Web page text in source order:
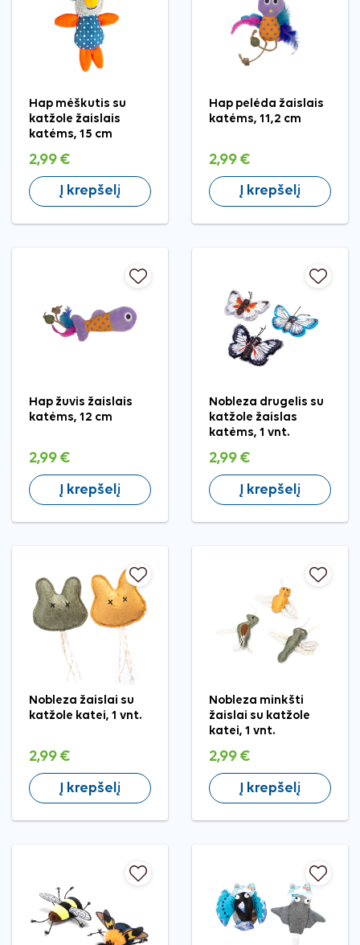
Hap mėškutis su
katžole žaislais
katėms, 15 cm
2,99 €
Į krepšelį
Hap pelėda žaislais
katėms, 11,2 cm
2,99 €
Į krepšelį
Hap žuvis žaislais
katėms, 12 cm
2,99 €
Į krepšelį
Nobleza drugelis su
katžole žaislas
katėms, 1 vnt.
2,99 €
Į krepšelį
Nobleza žaislai su
katžole katei, 1 vnt.
2,99 €
Į krepšelį
Nobleza minkšti
žaislai su katžole
katei, 1 vnt.
2,99 €
Į krepšelį